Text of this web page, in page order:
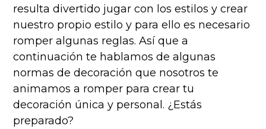
resulta divertido jugar con los estilos y crear
nuestro propio estilo y para ello es necesario
romper algunas reglas. Así que a
continuación te hablamos de algunas
normas de decoración que nosotros te
animamos a romper para crear tu
decoración única y personal. ¿Estás
preparado?